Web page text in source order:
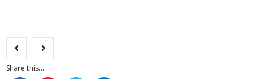
Share this...